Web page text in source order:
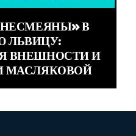
В
ЛЬВИЦУ:
ВНЕШНОСТИ И
МАСЛЯКОВОЙ